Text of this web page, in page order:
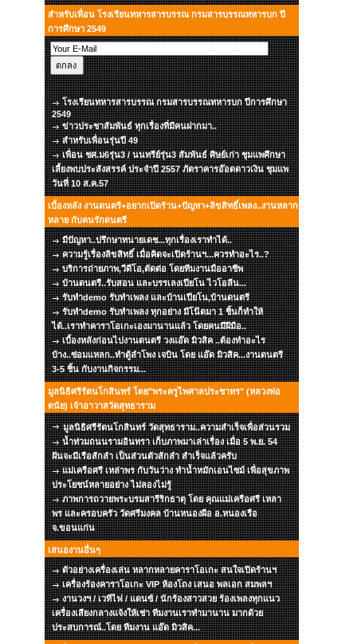
สำหรับเพื่อน โรงเรียนทหารสารบรรณ กรมสารบรรณทหารบก ปี
การศึกษา 2549
โรงเรียนทหารสารบรรณ กรมสารบรรณทหารบก ปีการศึกษา
2549
ข่าวประชาสัมพันธ์ ทุกเรื่องที่มีคนฝากมา..
สำหรับเพื่อนรุ่นปี 49
เพื่อน ชศ.ม6รุ่น3 / นนทรีย์รุ่น3 สัมพันธ์ ศิษย์เก่า ชุมแพศึกษา
เลี้ยงพบประสังสรรค์ ประจำปี 2557 ภัตราคารอ๊อดดาวเงิน ชุมแพ
วันที่ 10 ส.ค.57
เบื้องหลัง งานดนตรี+อยากเปิดร้าน+ปัญหา+ลิขสิทธิ์เพลง..งานหลาก
หลาย กับคนรักดนตรี
มีปัญหา..ปรึกษาทนายเดช...ทุกเรื่องเราทำได้..
ความรู้เรื่องลิขสิทธิ์ เมื่อคิดจะเปิดร้านฯ...ควรทำอะไร..?
บริการถ่ายภาพ,วีดีโอ,ตัดต่อ โดยทีมงานมืออาชีพ
บ้านดนตรี..รับสอน และบรรเลงเปียโน ไวโอลีน...
รับทำdemo รับทำเพลง และบ้านเปียโน,บ้านดนตรี
รับทำdemo รับทำเพลง ทุกอย่าง มีโน๊ตมา 1 ชิ้นก็ทำให้
ได้..เราทำคาราโอเกะเองมานานแล้ว โดยคนมีฝีมือ..
เบื้องหลังก่อนไปงานดนตรี วงแอ๊ด มิวสิค ..ต้องทำอะไร
บ้าง..ซ่อมแหลก..ทำตู้ลำโพง เจบิน โดย แอ๊ด มิวสิค...งานดนตรี
3-5 ชิ้น กับงานกิจกรรม...
มูลนิธิศรีรัตนโกสินทร์ โดย"พระครูไพศาลประชาทร" (หลวงพ่อ
ดนัย) เจ้าอาวาสวัดสุทธาราม
มูลนิธิศรีรัตนโกสินทร์ วัดสุทธาราม..ความสำเร็จเพื่อส่วนรวม
น้ำท่วมถนนรามอินทรา เก็บภาพมาเล่าเรื่อง เมื่อ 5 พ.ย. 54
ฝันจะมีเรือสักลำ เป็นส่วนตัวสักลำ สำเร็จแล้วครับ
แม่เครือศรี เหล่าพร กับวันว่าง ทำน้ำหมักเอนไซม์ เพื่อสุขภาพ
ประโยชน์หลายอย่าง ไม่ลองไม่รู้
ภาพการถวายพระบรมสารีริกธาตุ โดย คุณแม่เครือศรี เหลา
พร และครอบครัว วัดศรีมงคล บ้านหนองผือ อ.หนองเรือ
จ.ขอนแก่น
เสนองานอื่นๆ
ตัวอย่างเครื่องเล่น หลากหลายคาราโอเกะ สนใจเปิดร้านฯ
เครื่องร้องคาราโอเกะ VIP ห้องโถง เสนอ พลเอก สมพลฯ
งานวงฯ / เวทีไฟ / แดนซ์ / นักร้องสาวสวย ร้องเพลงทุกแนว
เครื่องเสียงกลางแจ้งให้เช่า ทีมงานเราทำมานาน มากด้วย
ประสบการณ์..โดย ทีมงาน แอ๊ด มิวสิค...